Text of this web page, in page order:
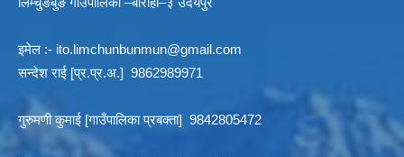
इमेल :- ito.limchunbunmun@gmail.com
सन्देश राई [प्र.प्र.अ.] 9862989971
गुरुमणी कुमाई [गाउँपालिका प्रबक्ता] 9842805472